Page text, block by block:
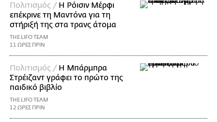
Πολιτισμός / Η Ρόισιν Μέρφι
επέκρινε τη Μαντόνα για τη
στήριξή της στα τρανς άτομα
THE LIFO TEAM
11 ΩΡΕΣ ΠΡΙΝ
Πολιτισμός / Η Μπάρμπρα
Στρέιζαντ γράφει το πρώτο της
παιδικό βιβλίο
THE LIFO TEAM
12 ΩΡΕΣ ΠΡΙΝ